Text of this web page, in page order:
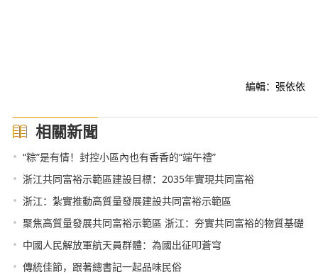
編輯：張依依
相關新聞
• “粽”是有情！封控小區內也有香香的“端午禮”
• 浙江共同富裕示範區建設目標：2035年實現共同富裕
• 浙江：紮實推動高質量發展建設共同富裕示範區
• 聚焦高質量發展共同富裕示範區 浙江：夯實共同富裕的物質基礎
• 中國人民解放軍航天員群體：為國出征叩蒼穹
• 傳統佳節，跟著總書記一起品味民俗